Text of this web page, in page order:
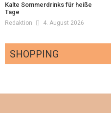
Kalte Sommerdrinks für heiße
Tage
Redaktion 4. August 2026
SHOPPING